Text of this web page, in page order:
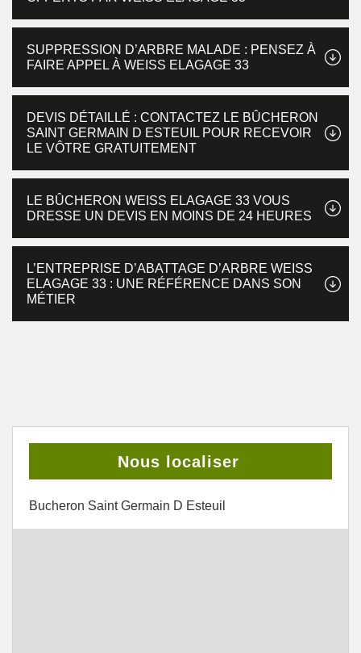
SUPPRESSION D’ARBRE MALADE : PENSEZ À
FAIRE APPEL À WEISS ELAGAGE 33
DEVIS DÉTAILLÉ : CONTACTEZ LE BÛCHERON
SAINT GERMAIN D ESTEUIL POUR RECEVOIR
LE VÔTRE GRATUITEMENT
LE BÛCHERON WEISS ELAGAGE 33 VOUS
DRESSE UN DEVIS EN MOINS DE 24 HEURES
L’ENTREPRISE D’ABATTAGE D’ARBRE WEISS
ELAGAGE 33 : UNE RÉFÉRENCE DANS SON
MÉTIER
Nous localiser
Bucheron Saint Germain D Esteuil